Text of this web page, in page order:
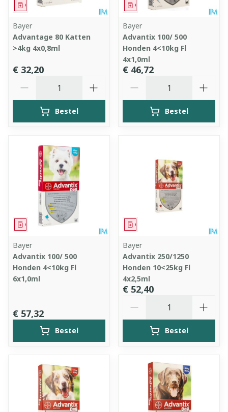
Geneesmiddel
Bayer
Advantage 80 Katten
>4kg 4x0,8ml
€ 32,20
Bestel
Geneesmiddel
Bayer
Advantix 100/ 500
Honden 4<10kg Fl
4x1,0ml
€ 46,72
Bestel
Geneesmiddel
Bayer
Advantix 100/ 500
Honden 4<10kg Fl
6x1,0ml
€ 57,32
Bestel
Geneesmiddel
Bayer
Advantix 250/1250
Honden 10<25kg Fl
4x2,5ml
€ 52,40
Bestel